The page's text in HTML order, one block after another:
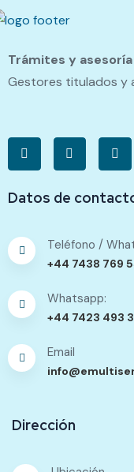
Trámites y
Gestores titulados y
Datos de
Teléfono /
+44 7438 769
Whatsapp:
+44 7423 493
Email
Dirección